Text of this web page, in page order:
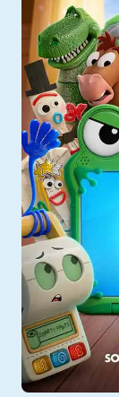
Sex - 07/08
Sala 1 16:40